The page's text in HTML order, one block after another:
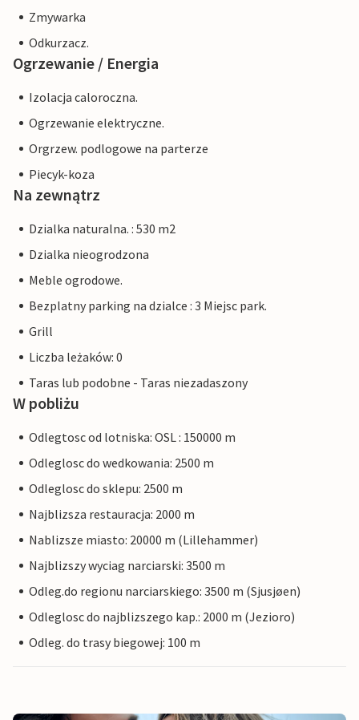
Zmywarka
Odkurzacz.
Ogrzewanie / Energia
Izolacja caloroczna.
Ogrzewanie elektryczne.
Orgrzew. podlogowe na parterze
Piecyk-koza
Na zewnątrz
Dzialka naturalna. : 530 m2
Dzialka nieogrodzona
Meble ogrodowe.
Bezplatny parking na dzialce : 3 Miejsc park.
Grill
Liczba leżaków: 0
Taras lub podobne - Taras niezadaszony
W pobliżu
Odlegtosc od lotniska: OSL : 150000 m
Odleglosc do wedkowania: 2500 m
Odleglosc do sklepu: 2500 m
Najblizsza restauracja: 2000 m
Nablizsze miasto: 20000 m (Lillehammer)
Najblizszy wyciag narciarski: 3500 m
Odleg.do regionu narciarskiego: 3500 m (Sjusjøen)
Odleglosc do najblizszego kap.: 2000 m (Jezioro)
Odleg. do trasy biegowej: 100 m